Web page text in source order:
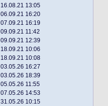
16.08.21 13:05
06.09.21 16:20
07.09.21 16:19
09.09.21 11:42
09.09.21 12:39
18.09.21 10:06
18.09.21 10:08
03.05.26 16:27
03.05.26 18:39
05.05.26 11:55
07.05.26 14:53
31.05.26 10:15